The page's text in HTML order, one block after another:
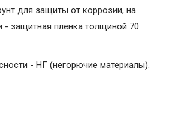
для защиты от коррозии, на
- защитная пленка толщиной 70
- НГ (негорючие материалы).